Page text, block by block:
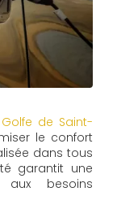
de Saint-
le confort
dans tous
garantit une
besoins